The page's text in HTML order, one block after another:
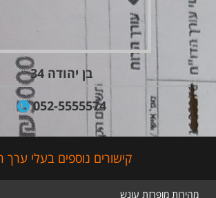
בן יהודה 34
052-5555574
קישורים נוספים בעלי ערך
מהירות מופרזת עונש